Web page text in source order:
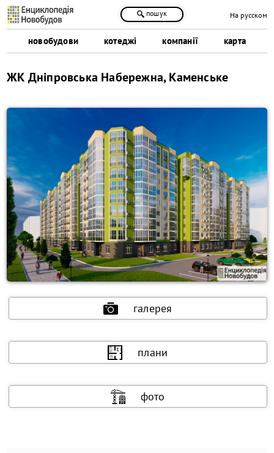
новобудови котеджі компанії карта
пошук На русском
ЖК Дніпровська Набережна, Каменське
галерея
плани
фото